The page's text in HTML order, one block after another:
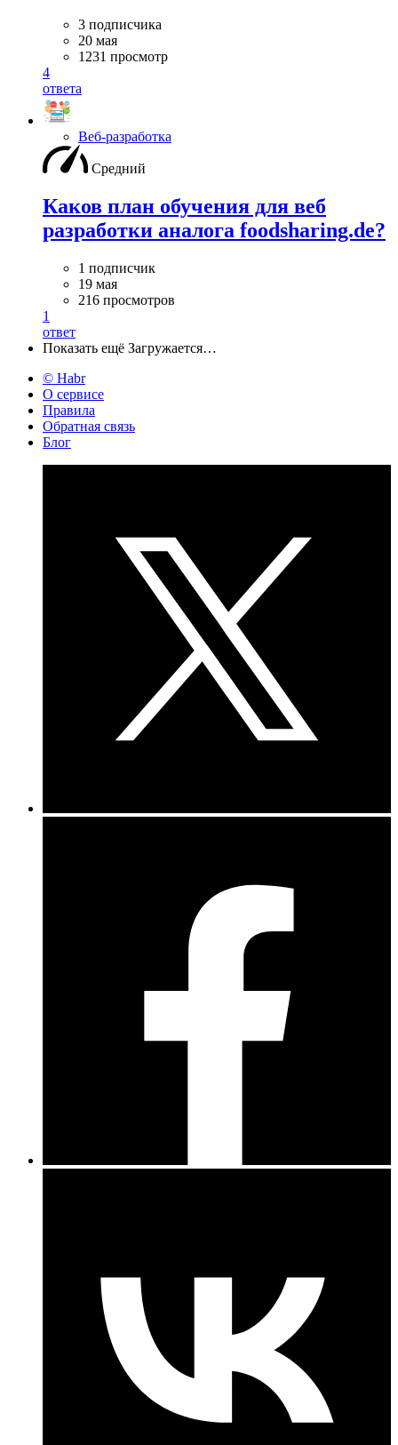
3 подписчика
20 мая
1231 просмотр
4
ответа
Веб-разработка
Средний
Каков план обучения для веб
разработки аналога foodsharing.de?
1 подписчик
19 мая
216 просмотров
1
ответ
Показать ещё Загружается…
© Habr
О сервисе
Правила
Обратная связь
Блог